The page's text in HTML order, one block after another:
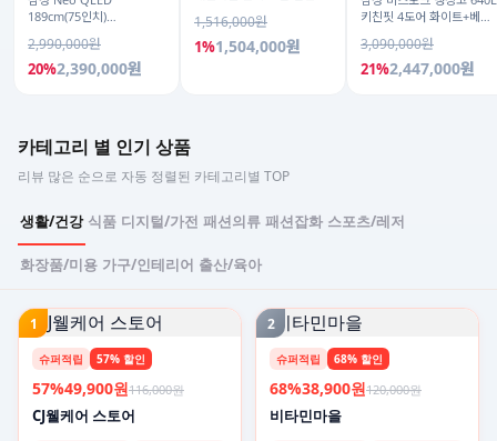
189cm(75인치)
TV
2,990,000원
20%2,390,000원
1,516,000원
1%1,504,000원
키친핏 4도어 화이트+베이
3,090,000원
21%2,447,000원
카테고리 별 인기 상품
리뷰 많은 순으로 자동 정렬된 카테고리별 TOP
생활/건강 식품 디지털/가전 패션의류 패션잡화 스포츠/레저
화장품/미용 가구/인테리어 출산/육아
1
슈퍼적립 57% 할인
57%49,900원116,000원
CJ웰케어 스토어
2
슈퍼적립 68% 할인
68%38,900원120,000원
비타민마을